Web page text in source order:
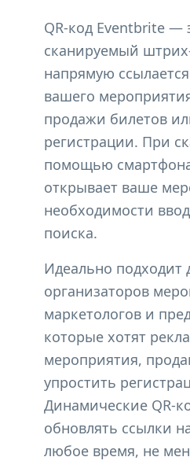
QR-код Eventbrite —
сканируемый
напрямую
вашего
продажи билетов
регистрации. При
помощью
открывает ваше
необходимости
поиска.
Идеально подходит
организаторов
маркетологов и
которые хотят
мероприятия,
упростить
Динамические QR-
обновлять ссылки
любое время, не